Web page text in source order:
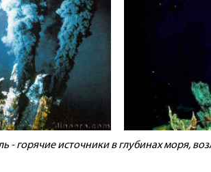
- горячие источники в глубинах моря,